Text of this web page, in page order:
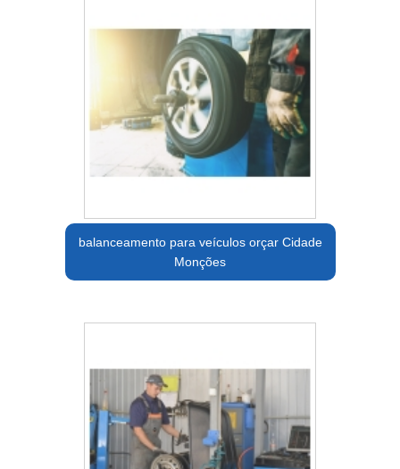
balanceamento para veículos orçar Cidade
Monções